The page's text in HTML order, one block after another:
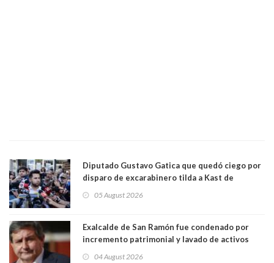
Diputado Gustavo Gatica que quedó ciego por
disparo de excarabinero tilda a Kast de
absolución del exuniformado. Presidente DC
05 August 2026
Exalcalde de San Ramón fue condenado por
incremento patrimonial y lavado de activos
04 August 2026